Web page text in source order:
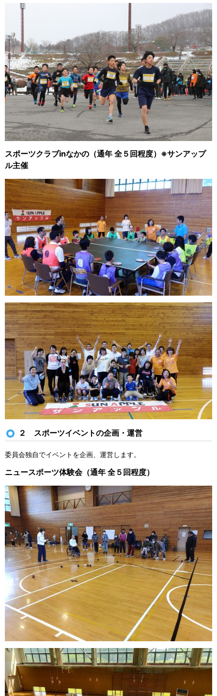
スポーツクラブinなかの（通年 全５回程度）※サンアップ
ル主催
２ スポーツイベントの企画・運営
委員会独自でイベントを企画、運営します。
ニュースポーツ体験会（通年 全５回程度）